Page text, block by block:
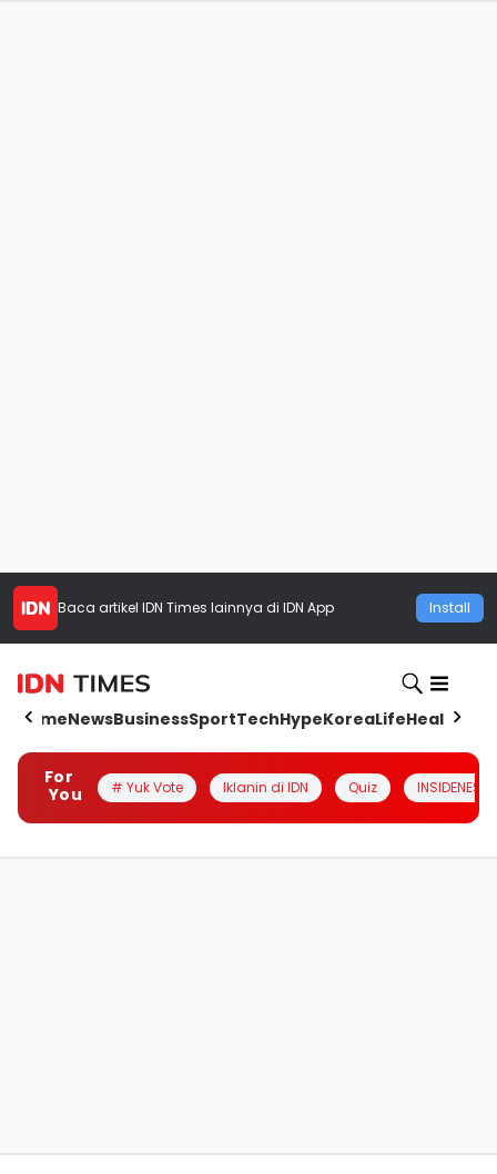
Baca artikel IDN Times lainnya di IDN App Install
HomeNewsBusinessSportTechHypeKoreaLifeHealth
For
You
# Yuk Vote Iklanin di IDN Quiz INSIDENESIA